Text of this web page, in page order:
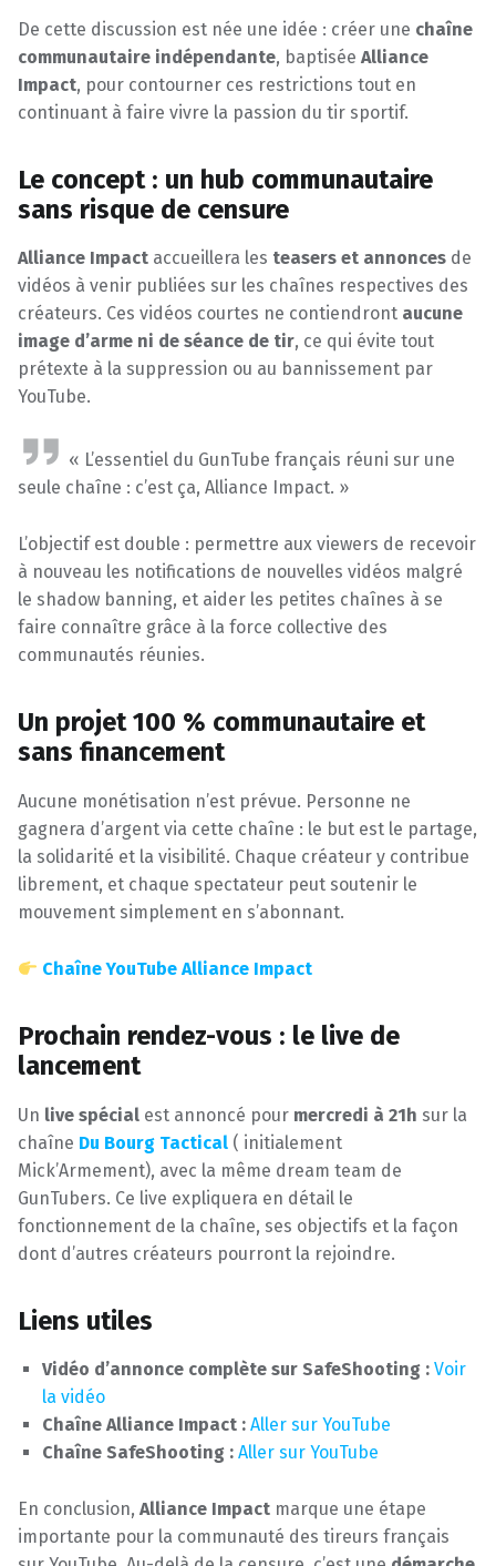
De cette discussion est née une idée : créer une chaîne
communautaire indépendante, baptisée Alliance
Impact, pour contourner ces restrictions tout en
continuant à faire vivre la passion du tir sportif.
Le concept : un hub communautaire
sans risque de censure
Alliance Impact accueillera les teasers et annonces de
vidéos à venir publiées sur les chaînes respectives des
créateurs. Ces vidéos courtes ne contiendront aucune
image d’arme ni de séance de tir, ce qui évite tout
prétexte à la suppression ou au bannissement par
YouTube.
« L’essentiel du GunTube français réuni sur une
seule chaîne : c’est ça, Alliance Impact. »
L’objectif est double : permettre aux viewers de recevoir
à nouveau les notifications de nouvelles vidéos malgré
le shadow banning, et aider les petites chaînes à se
faire connaître grâce à la force collective des
communautés réunies.
Un projet 100 % communautaire et
sans financement
Aucune monétisation n’est prévue. Personne ne
gagnera d’argent via cette chaîne : le but est le partage,
la solidarité et la visibilité. Chaque créateur y contribue
librement, et chaque spectateur peut soutenir le
mouvement simplement en s’abonnant.
Chaîne YouTube Alliance Impact
Prochain rendez-vous : le live de
lancement
Un live spécial est annoncé pour mercredi à 21h sur la
chaîne Du Bourg Tactical ( initialement
Mick’Armement), avec la même dream team de
GunTubers. Ce live expliquera en détail le
fonctionnement de la chaîne, ses objectifs et la façon
dont d’autres créateurs pourront la rejoindre.
Liens utiles
Vidéo d’annonce complète sur SafeShooting : Voir
la vidéo
Chaîne Alliance Impact : Aller sur YouTube
Chaîne SafeShooting : Aller sur YouTube
En conclusion, Alliance Impact marque une étape
importante pour la communauté des tireurs français